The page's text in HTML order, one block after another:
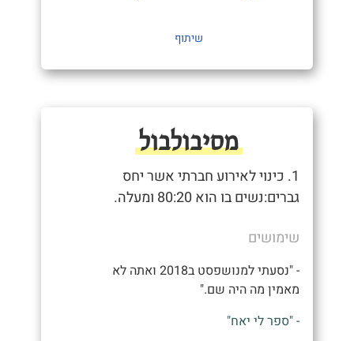
שיתוף
מסיבולבול
1. כינוי לאירוע חברתי אשר יחס
גברים:נשים בו הוא 80:20 ומעלה.
שימושים
- "נסעתי למנושפסט ב2018 ואתה לא
מאמין מה היה שם."
- "ספר לי יאח"